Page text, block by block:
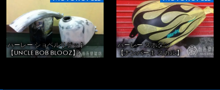
ハーレー ショベルリジット
【UNCLE BOB BLOOZ】
ハーレー スポタン
【ナンバー１ スカル】